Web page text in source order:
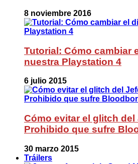
8 noviembre 2016
Tutorial: Cómo cambiar
nuestra Playstation 4
6 julio 2015
Cómo evitar el glitch
Prohibido que sufre
30 marzo 2015
Tráilers